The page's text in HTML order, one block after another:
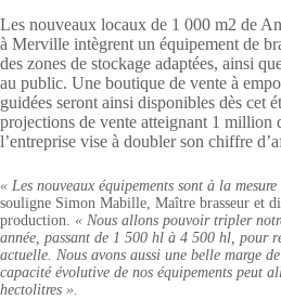
Les nouveaux locaux de 1 000 m2 de
à Merville intègrent un équipement de
des zones de stockage adaptées, ainsi
au public. Une boutique de vente à
guidées seront ainsi disponibles dès cet
projections de vente atteignant 1 million
l’entreprise vise à doubler son chiffre
« Les nouveaux équipements sont à la
souligne Simon Mabille, Maître brasseur et
production. « Nous allons pouvoir tripler
année, passant de 1 500 hl à 4 500 hl, pour
actuelle. Nous avons aussi une belle marge
capacité évolutive de nos équipements peut
hectolitres ».